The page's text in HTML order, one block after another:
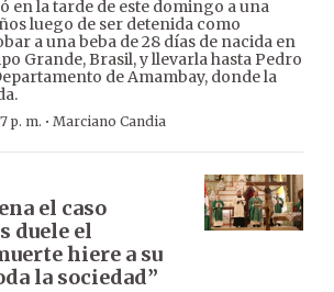
en la tarde de este domingo a una
luego de ser detenida como
a una beba de 28 días de nacida en
Grande, Brasil, y llevarla hasta Pedro
de Amambay, donde la
p. m. · Marciano Candia
el caso
duele el
hiere a su
la sociedad”